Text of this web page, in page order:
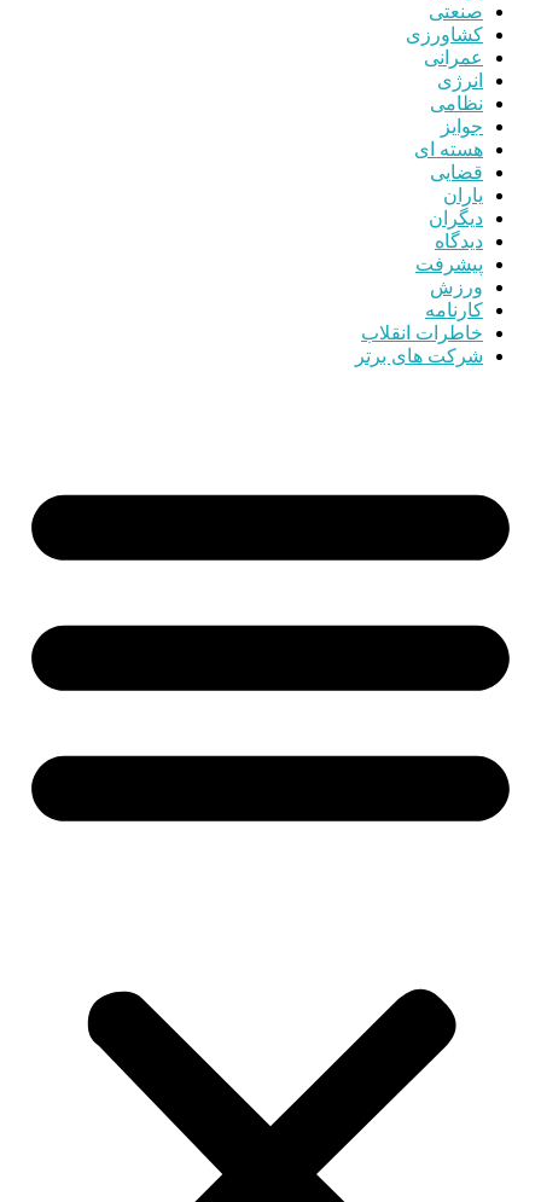
صنعتی
کشاورزی
عمرانی
انرژی
نظامی
جوایز
هسته ای
قضایی
یاران
دیگران
دیدگاه
پیشرفت
ورزش
کارنامه
خاطرات انقلاب
شرکت های برتر